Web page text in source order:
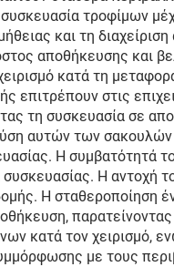
τροφίμων
και τη
αποθήκευσης και
κατά τη
στις
τη συσκευασία σε
αυτών των
Η συμβατότητά
Η αντοχή
Η σταθεροποίηση
κατά τον χειρισμό,
με τους